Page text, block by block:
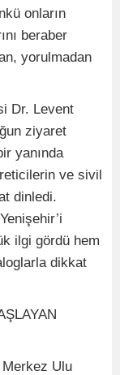
onların
beraber
yorulmadan
Dr. Levent
ziyaret
yanında
ve sivil
dinledi.
ilgi gördü hem
dikkat
Ulu